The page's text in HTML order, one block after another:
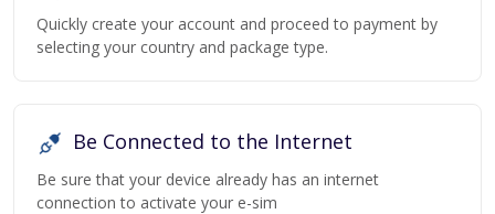
Quickly create your account and proceed to payment by
selecting your country and package type.
Be Connected to the Internet
Be sure that your device already has an internet
connection to activate your e-sim